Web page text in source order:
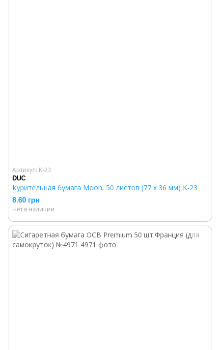
Артикул: K-23
DUC
Курительная бумага Moon, 50 листов (77 x 36 мм) K-23
8.60 грн
Нет в наличии